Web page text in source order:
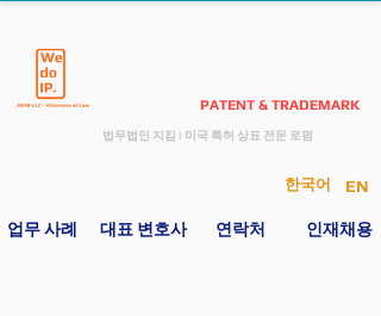
PATENT & TRADEMARK
​법무법인 지킴 I 미국 특허 상표 전문 로펌
한국어 EN
​업무 사례 ​ 대표 변호사 ​연락처​ 인재채용